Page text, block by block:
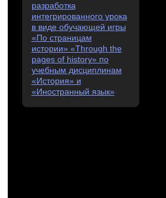
разработка
интегрированного урока
в виде обучающей игры
«По страницам
истории» «Through the
pages of history» по
учебным дисциплинам
«История» и
«Иностранный язык»